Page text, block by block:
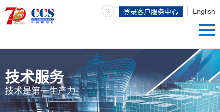
English
登录客户服务中心
技术服务
技术是第一生产力